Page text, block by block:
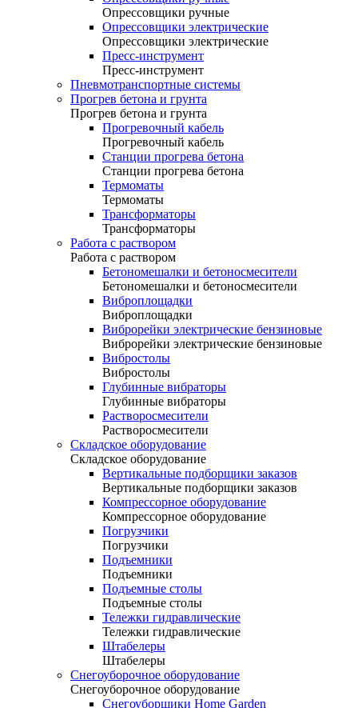
Опрессовщики ручные
Опрессовщики электрические
Опрессовщики электрические
Пресс-инструмент
Пресс-инструмент
Пневмотранспортные системы
Прогрев бетона и грунта
Прогрев бетона и грунта
Прогревочный кабель
Прогревочный кабель
Станции прогрева бетона
Станции прогрева бетона
Термоматы
Термоматы
Трансформаторы
Трансформаторы
Работа с раствором
Работа с раствором
Бетономешалки и бетоносмесители
Бетономешалки и бетоносмесители
Виброплощадки
Виброплощадки
Виброрейки электрические бензиновые
Виброрейки электрические бензиновые
Вибростолы
Вибростолы
Глубинные вибраторы
Глубинные вибраторы
Растворосмесители
Растворосмесители
Складское оборудование
Складское оборудование
Вертикальные подборщики заказов
Вертикальные подборщики заказов
Компрессорное оборудование
Компрессорное оборудование
Погрузчики
Погрузчики
Подъемники
Подъемники
Подъемные столы
Подъемные столы
Тележки гидравлические
Тележки гидравлические
Штабелеры
Штабелеры
Снегоуборочное оборудование
Снегоуборочное оборудование
Снегоуборщики Home Garden